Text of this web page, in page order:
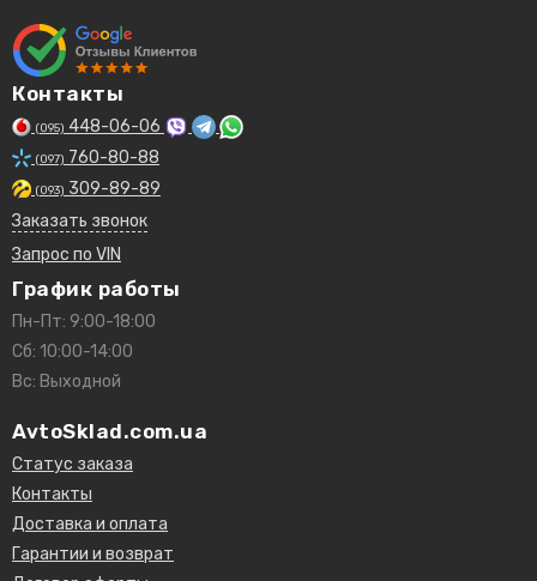
Контакты
(095) 448-06-06
(097) 760-80-88
(093) 309-89-89
Заказать звонок
Запрос по VIN
График работы
Пн-Пт: 9:00-18:00
Сб: 10:00-14:00
Вс: Выходной
AvtoSklad.com.ua
Статус заказа
Контакты
Доставка и оплата
Гарантии и возврат